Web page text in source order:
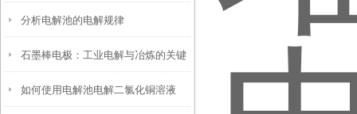
泛应用
分析电解池的电解规律
石墨棒电极：工业电解与冶炼的关键
部件​
如何使用电解池电解二氯化铜溶液